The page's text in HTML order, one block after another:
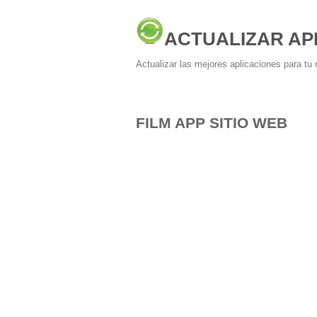
ACTUALIZAR
Actualizar las mejores aplicaciones para tu
FILM APP SITIO WEB